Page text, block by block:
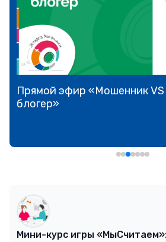
Прямой эфир «Мошенник
блогер»
Мини-курс игры